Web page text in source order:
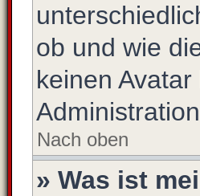
ob und wie
keinen
Nach oben
» Was ist